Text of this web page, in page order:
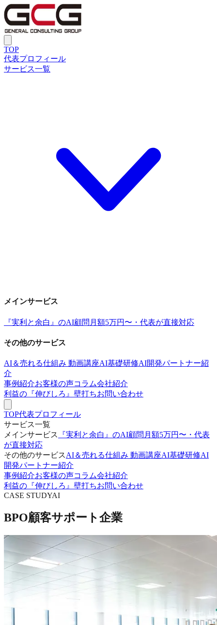
TOP
代表プロフィール
サービス一覧
メインサービス
『実利と余白』のAI顧問 月額5万円〜・代表が直接対応
その他のサービス
AI＆売れる仕組み 動画講座AI基礎研修AI開発パートナー紹
介
事例紹介お客様の声コラム会社紹介
利益の『伸びしろ』壁打ちお問い合わせ
TOP代表プロフィール
サービス一覧
メインサービス
『実利と余白』のAI顧問 月額5万円〜・代表
が直接対応
その他のサービスAI＆売れる仕組み 動画講座AI基礎研修AI
開発パートナー紹介
事例紹介お客様の声コラム会社紹介
利益の『伸びしろ』壁打ちお問い合わせ
CASE STUDYAI
BPO顧客サポート企業